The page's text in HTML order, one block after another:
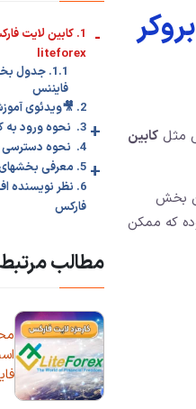
مثل کابین
بخش
که ممکن
1. کابین لایت
liteforex
-
1.1. جدول
فایننس
2. 🎥ویدئوی آموزش کابین شخصی لایت فارکس
3. نحوه ورود به کابین شخصی لایت فارکس +
4. نحوه دسترسی به شماره کابین در لایت فارکس
5. معرفی بخشهای کابین لایت فایننس +
6. نظر
فارکس
مطالب مرتبط